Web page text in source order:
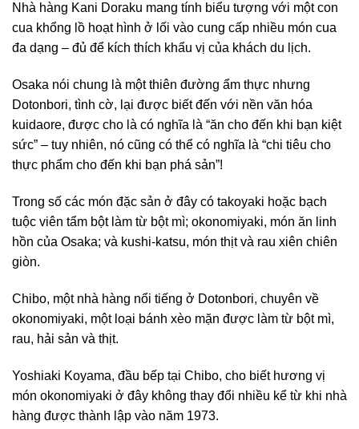
Nhà hàng Kani Doraku mang tính biểu tượng với một con
cua khổng lồ hoạt hình ở lối vào cung cấp nhiều món cua
đa dạng – đủ để kích thích khẩu vị của khách du lịch.
Osaka nói chung là một thiên đường ẩm thực nhưng
Dotonbori, tình cờ, lại được biết đến với nền văn hóa
kuidaore, được cho là có nghĩa là “ăn cho đến khi bạn kiệt
sức” – tuy nhiên, nó cũng có thể có nghĩa là “chi tiêu cho
thực phẩm cho đến khi bạn phá sản”!
Trong số các món đặc sản ở đây có takoyaki hoặc bạch
tuộc viên tẩm bột làm từ bột mì; okonomiyaki, món ăn linh
hồn của Osaka; và kushi-katsu, món thịt và rau xiên chiên
giòn.
Chibo, một nhà hàng nổi tiếng ở Dotonbori, chuyên về
okonomiyaki, một loại bánh xèo mặn được làm từ bột mì,
rau, hải sản và thịt.
Yoshiaki Koyama, đầu bếp tại Chibo, cho biết hương vị
món okonomiyaki ở đây không thay đổi nhiều kể từ khi nhà
hàng được thành lập vào năm 1973.